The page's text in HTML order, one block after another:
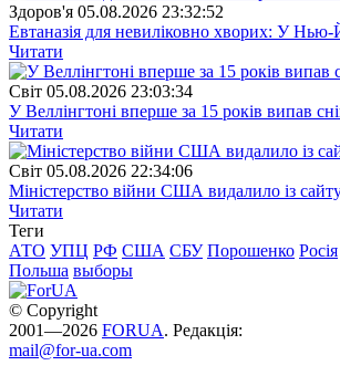
Здоров'я 05.08.2026 23:32:52
Евтаназія для невиліковно хворих: У
Читати
Свiт 05.08.2026 23:03:34
У Веллінгтоні вперше за 15 років випав
Читати
Свiт 05.08.2026 22:34:06
Міністерство війни США видалило із сайту
Читати
Теги
АТО УПЦ РФ США СБУ Порошенко Росія
Польша выборы
© Copyright
2001—2026 FORUA. Редакція:
mail@for-ua.com